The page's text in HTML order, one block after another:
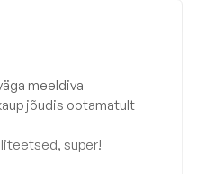
meeldiva
jõudis ootamatult
super!